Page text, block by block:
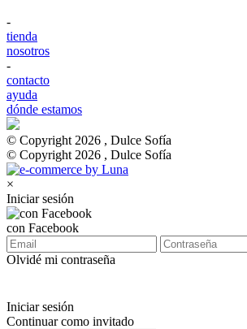
-
tienda
nosotros
-
contacto
ayuda
dónde estamos
© Copyright 2026 , Dulce Sofía
© Copyright 2026 , Dulce Sofía
×
Iniciar sesión
con Facebook
Olvidé mi contraseña
Iniciar sesión
Continuar como invitado